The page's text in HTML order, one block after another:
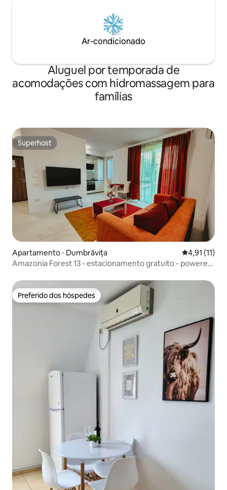
Ar-condicionado
Aluguel por temporada de
acomodações com hidromassagem para
famílias
Superhost
Superhost
Apartamento ⋅ Dumbrăvița 4,91 de uma
4,91 (11)
Amazonia Forest 13 - estacionamento gratuito - powered
Preferido dos hóspedes
Preferido dos hóspedes